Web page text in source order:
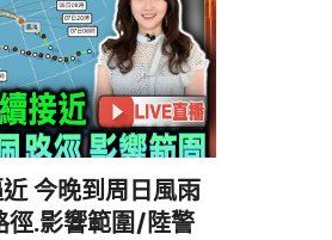
今晚到周日風雨
徑.影響範圍/陸警